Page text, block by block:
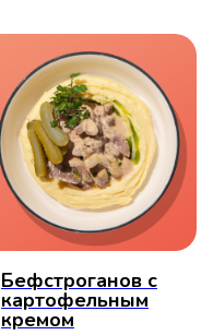
Бефстроганов с
картофельным
кремом